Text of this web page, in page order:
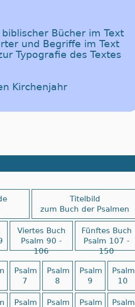
Bücher im Text
und Begriffe im Text
Typografie des Textes
Kirchenjahr
Titelbild
zum Buch der Psalmen
Viertes Buch
Psalm 90 -
106
Fünftes Buch
Psalm 107 -
150
Psalm
7
Psalm
8
Psalm
9
Psalm
10
Psalm
Psalm
Psalm
Psalm